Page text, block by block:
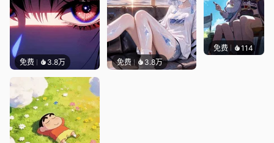
免费 3.8万 免费 3.8万
免费 114